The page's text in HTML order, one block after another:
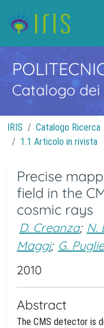
Catalogo
IRIS Catalogo Ricerca
1.1 Articolo in rivista
Precise
field in the
cosmic rays
D. Creanza; N.
Maggi; G.
2010
Abstract
The CMS detector is